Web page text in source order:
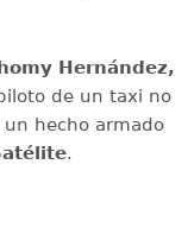
Hernández,
de un taxi no
hecho armado
.